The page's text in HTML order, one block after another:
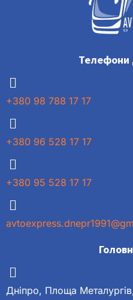
Телефони
+380 98 788 17 17
+380 96 528 17 17
+380 95 528 17 17
Дніпро, Площа